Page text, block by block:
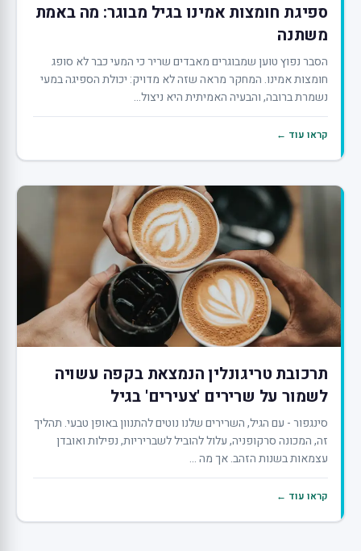
ספיגת חומצות אמינו בגיל מבוגר: מה באמת
משתנה
הסבר נפוץ טוען שמבוגרים מאבדים שריר כי המעי כבר לא סופג
חומצות אמינו. המחקר מראה שזה לא מדויק: יכולת הספיגה במעי
נשמרת ברובה, והבעיה האמיתית היא ניצול...
קראו עוד ←
תרכובת טריגונלין הנמצאת בקפה עשויה
לשמור על שרירים 'צעירים' בגיל
סינגפור - עם הגיל, השרירים שלנו נוטים להתנוון באופן טבעי. תהליך
זה, המכונה סרקופניה, עלול להוביל לשבריריות, נפילות ואובדן
עצמאות בשנות הזהב. אך מה ...
קראו עוד ←